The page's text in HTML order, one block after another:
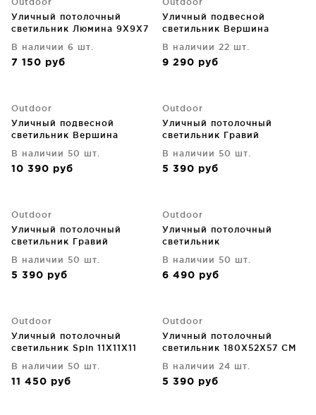
Уличный потолочный
светильник Люмина 9X9X7
В наличии 6 шт.
7 150 руб
Уличный подвесной
светильник Вершина
В наличии 22 шт.
9 290 руб
Outdoor
Уличный подвесной
светильник Вершина
В наличии 50 шт.
10 390 руб
Outdoor
Уличный потолочный
светильник Гравий
В наличии 50 шт.
5 390 руб
Outdoor
Уличный потолочный
светильник Гравий
В наличии 50 шт.
5 390 руб
Outdoor
Уличный потолочный
светильник
В наличии 50 шт.
6 490 руб
Outdoor
Уличный потолочный
светильник Spin 11X11X11
В наличии 50 шт.
11 450 руб
Outdoor
Уличный потолочный
светильник 180X52X57 CM
В наличии 24 шт.
5 390 руб